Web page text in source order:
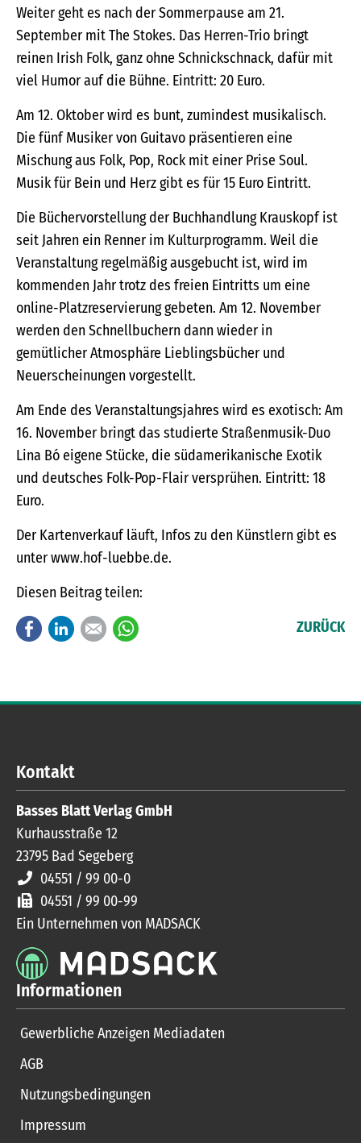
Weiter geht es nach der Sommerpause am 21.
September mit The Stokes. Das Herren-Trio bringt
reinen Irish Folk, ganz ohne Schnickschnack, dafür mit
viel Humor auf die Bühne. Eintritt: 20 Euro.
Am 12. Oktober wird es bunt, zumindest musikalisch.
Die fünf Musiker von Guitavo präsentieren eine
Mischung aus Folk, Pop, Rock mit einer Prise Soul.
Musik für Bein und Herz gibt es für 15 Euro Eintritt.
Die Büchervorstellung der Buchhandlung Krauskopf ist
seit Jahren ein Renner im Kulturprogramm. Weil die
Veranstaltung regelmäßig ausgebucht ist, wird im
kommenden Jahr trotz des freien Eintritts um eine
online-Platzreservierung gebeten. Am 12. November
werden den Schnellbuchern dann wieder in
gemütlicher Atmosphäre Lieblingsbücher und
Neuerscheinungen vorgestellt.
Am Ende des Veranstaltungsjahres wird es exotisch: Am
16. November bringt das studierte Straßenmusik-Duo
Lina Bó eigene Stücke, die südamerikanische Exotik
und deutsches Folk-Pop-Flair versprühen. Eintritt: 18
Euro.
Der Kartenverkauf läuft, Infos zu den Künstlern gibt es
unter www.hof-luebbe.de.
Diesen Beitrag teilen:
FacebookLinkedInE-mail ZURÜCK
Kontakt
Basses Blatt Verlag GmbH
Kurhausstraße 12
23795 Bad Segeberg
04551 / 99 00-0
04551 / 99 00-99
Ein Unternehmen von MADSACK
Informationen
Gewerbliche Anzeigen Mediadaten
AGB
Nutzungsbedingungen
Impressum